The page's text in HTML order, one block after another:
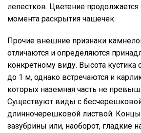
лепестков. Цветение
момента раскрытия чашечек.
Прочие внешние признаки
отличаются и определяются
конкретному виду. Высота кустика
до 1 м, однако встречаются и
которых наземная часть не
Существуют виды с
длинночерешковой листвой.
зазубрины или, наоборот, гладкие